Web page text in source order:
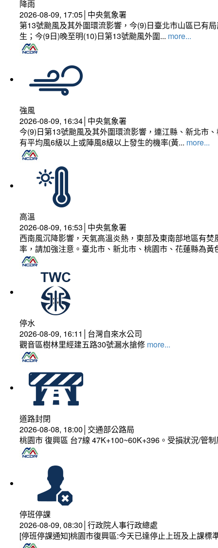
降雨
2026-08-09, 17:05│中央氣象署
第13號颱風及其外圍環流影響，今(9)日臺北市山區已有
生；今(9日)晚至明(10)日第13號颱風外圍... more...
強風
2026-08-09, 16:34│中央氣象署
今(9)日第13號颱風及其外圍環流影響，連江縣、新北市
有平均風6級以上或陣風8級以上發生的機率(黃... more...
高溫
2026-08-09, 16:53│中央氣象署
西南風沉降影響，天氣高溫炎熱，東部及東南部地區有
率，請加強注意。臺北市、新北市、桃園市、花蓮縣為
停水
2026-08-09, 16:11│台灣自來水公司
觀音區樹林里經建五路30號漏水搶修 more...
道路封閉
2026-08-08, 18:00│交通部公路局
桃園市 復興區 台7線 47K+100~60K+396。受損狀況/管
停班停課
2026-08-09, 08:30│行政院人事行政總處
[停班停課通知]桃園市復興區:今天已達停止上班及上課